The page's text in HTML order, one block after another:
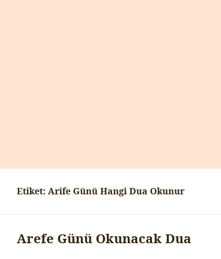
Etiket:Arife Günü Hangi Dua Okunur
Arefe Günü Okunacak Dua